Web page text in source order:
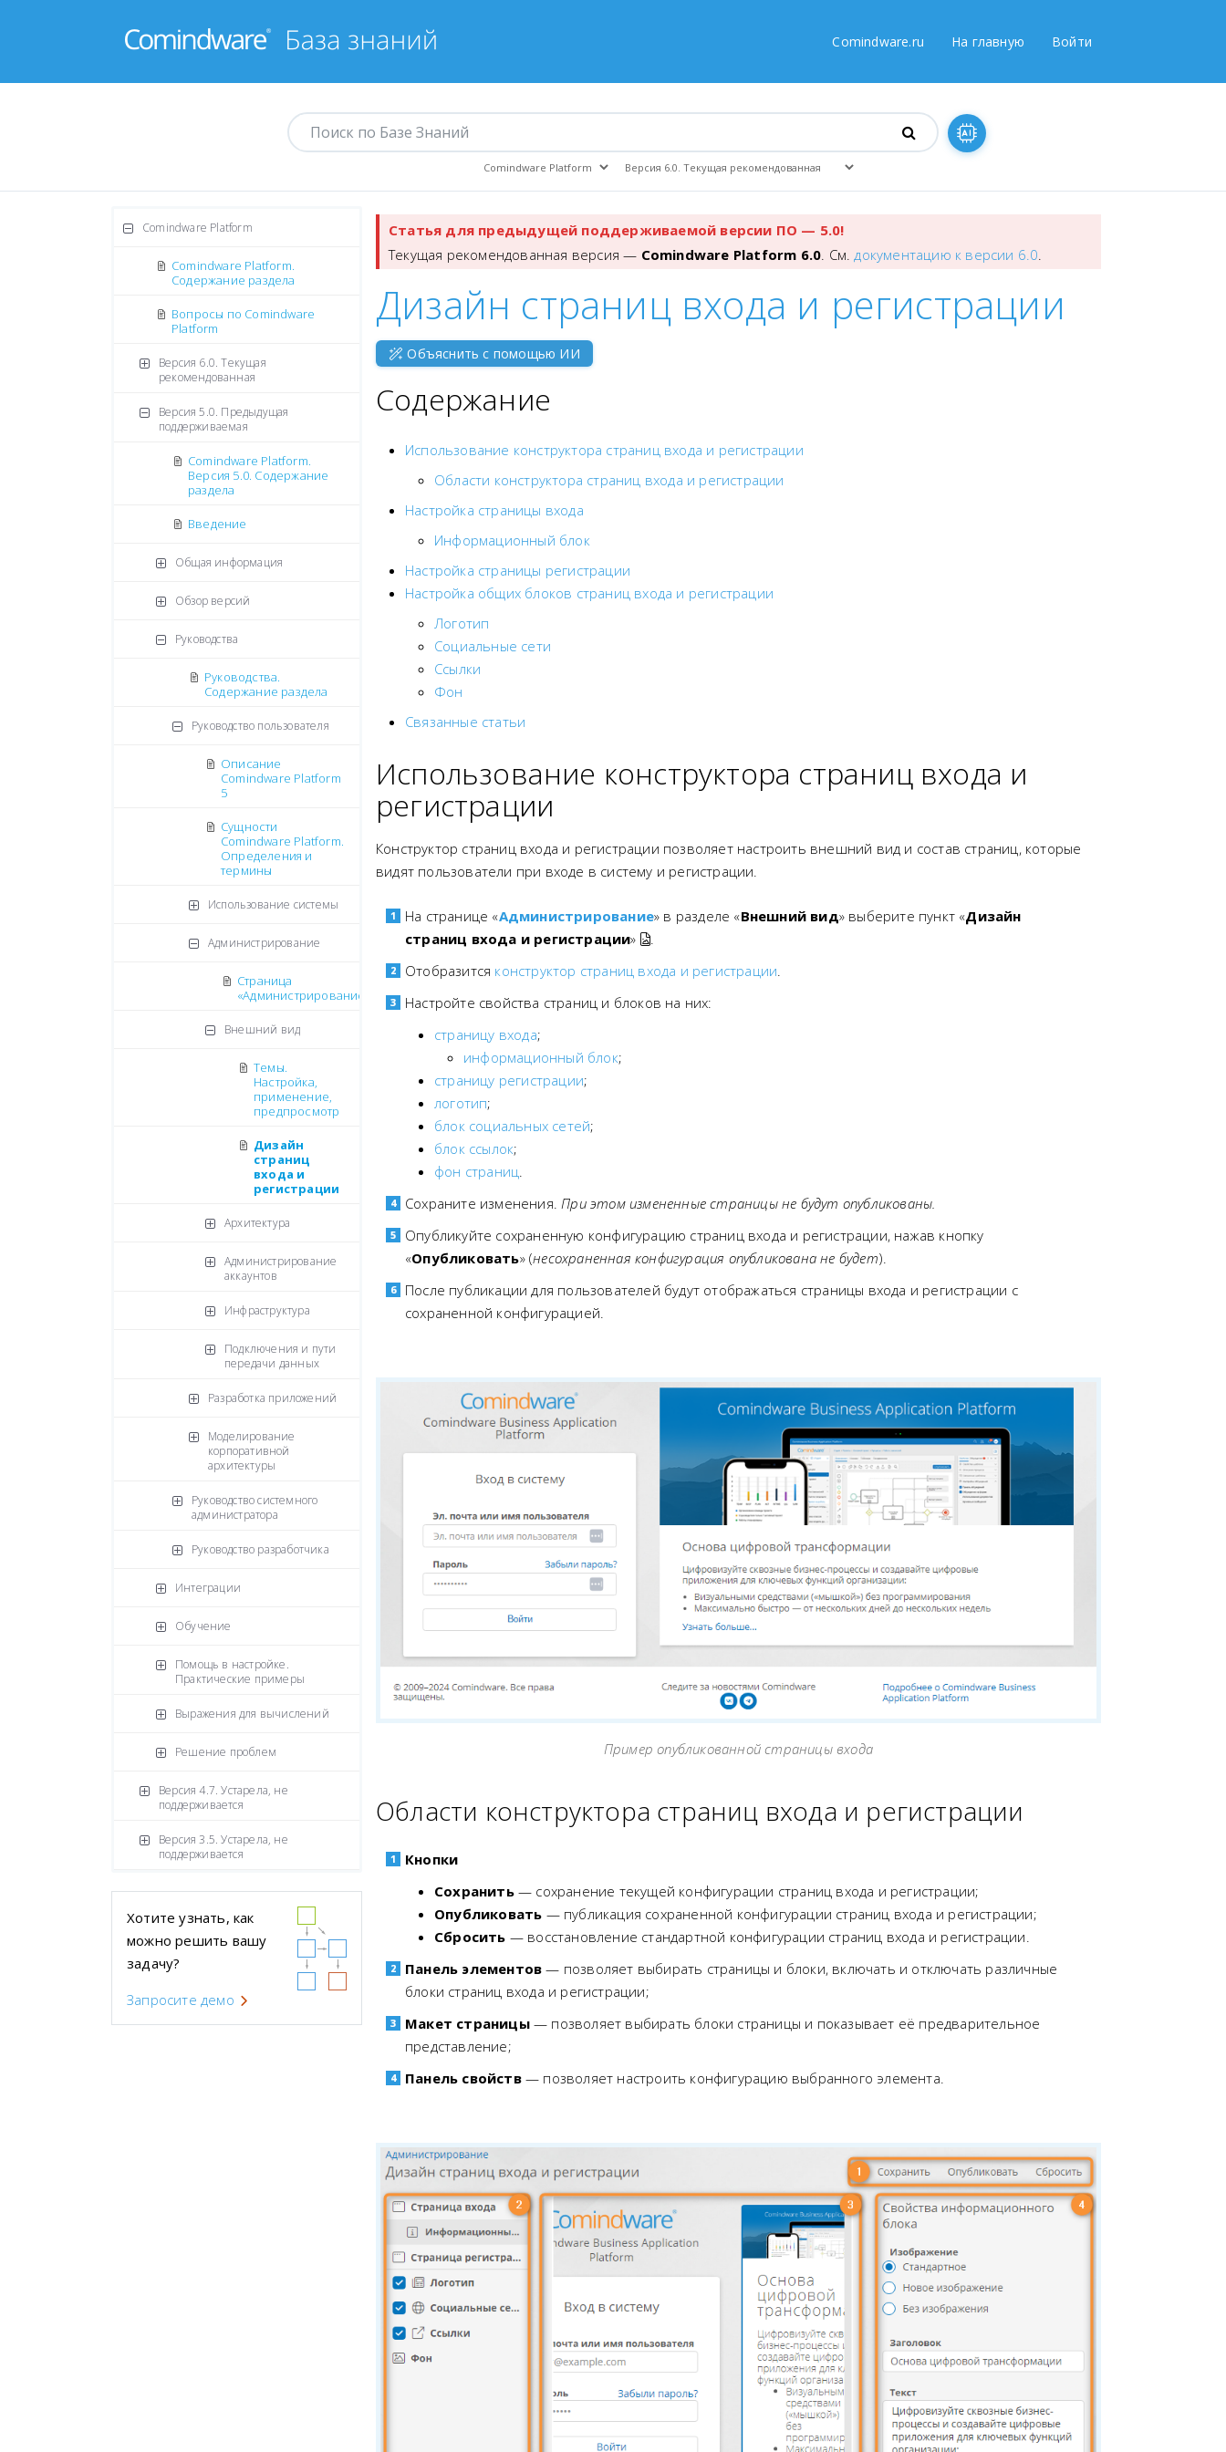
Comindware.ru На главную Войти
Comindware Platform
Comindware Platform.
Содержание раздела
Вопросы по Comindware
Platform
Версия 6.0. Текущая
рекомендованная
Версия 5.0. Предыдущая
поддерживаемая
Comindware Platform.
Версия 5.0. Содержание
раздела
Введение
Общая информация
Обзор версий
Руководства
Руководства.
Содержание раздела
Руководство пользователя
Описание
Comindware Platform
5
Сущности
Comindware Platform.
Определения и
термины
Использование системы
Администрирование
Страница
«Администрирование»
Внешний вид
Темы.
Настройка,
применение,
предпросмотр
Дизайн
страниц
входа и
регистрации
Архитектура
Администрирование
аккаунтов
Инфраструктура
Подключения и пути
передачи данных
Разработка приложений
Моделирование
корпоративной
архитектуры
Руководство системного
администратора
Руководство разработчика
Интеграции
Обучение
Помощь в настройке.
Практические примеры
Выражения для вычислений
Решение проблем
Версия 4.7. Устарела, не
поддерживается
Версия 3.5. Устарела, не
поддерживается
Хотите узнать, как
можно решить вашу
задачу?
Запросите демо
Статья для предыдущей поддерживаемой версии ПО — 5.0!
Текущая рекомендованная версия — Comindware Platform 6.0. См.документацию к версии 6.0.
Дизайн страниц входа и регистрации
Объяснить с помощью ИИ
Содержание
Использование конструктора страниц входа и регистрации
Области конструктора страниц входа и регистрации
Настройка страницы входа
Информационный блок
Настройка страницы регистрации
Настройка общих блоков страниц входа и регистрации
Логотип
Социальные сети
Ссылки
Фон
Связанные статьи
Использование конструктора страниц входа и
регистрации
Конструктор страниц входа и регистрации позволяет настроить внешний вид и состав страниц, которые
видят пользователи при входе в систему и регистрации.
На странице «Администрирование» в разделе «Внешний вид» выберите пункт «Дизайн
страниц входа и регистрации»
.
Отобразится конструктор страниц входа и регистрации.
Настройте свойства страниц и блоков на них:
страницу входа;
информационный блок;
страницу регистрации;
логотип;
блок социальных сетей;
блок ссылок;
фон страниц.
Cохраните изменения.При этом измененные страницы не будут опубликованы.
Опубликуйте сохраненную конфигурацию страниц входа и регистрации, нажав кнопку
«Опубликовать» (несохраненная конфигурация опубликована не будет).
После публикации для пользователей будут отображаться страницы входа и регистрации с
сохраненной конфигурацией.
Пример опубликованной страницы входа
Области конструктора страниц входа и регистрации
Кнопки
Сохранить— сохранение текущей конфигурации страниц входа и регистрации;
Опубликовать — публикация сохраненной конфигурации страниц входа и регистрации;
Сбросить — восстановление стандартной конфигурации страниц входа и регистрации.
Панель элементов — позволяет выбирать страницы и блоки, включать и отключать различные
блоки страниц входа и регистрации;
Макет страницы— позволяет выбирать блоки страницы и показывает её предварительное
представление;
Панель свойств— позволяет настроить конфигурацию выбранного элемента.